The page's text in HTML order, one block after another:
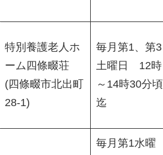
特別養護老人ホ
ーム四條畷荘
(四條畷市北出町
28-1)
毎月第1、第3
土曜日 12時
～14時30分頃
迄
毎月第1水曜